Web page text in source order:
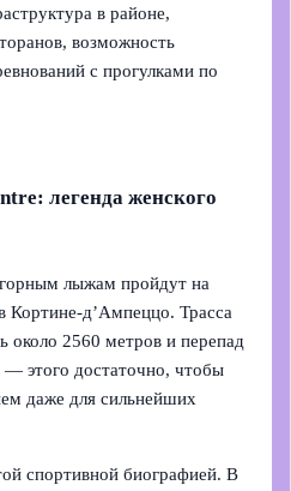
в районе,
возможность
с прогулками по
легенда женского
лыжам пройдут на
Кортине-д’Ампеццо. Трасса
около 2560 метров и перепад
этого достаточно, чтобы
даже для сильнейших
спортивной биографией. В